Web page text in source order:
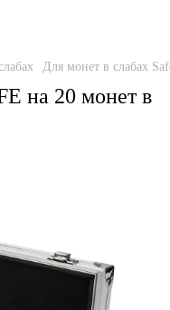
Для монет в слабах
на 20 монет в